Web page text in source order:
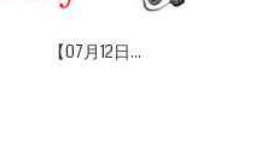
【07月12日...